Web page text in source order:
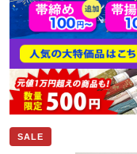
SALE